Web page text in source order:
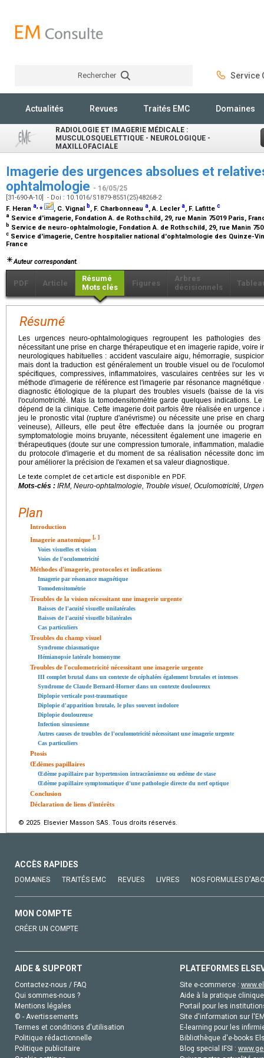
Rechercher Service
Actualités Revues Traités EMC Domaines
RADIOLOGIE ET IMAGERIE MÉDICALE :
MUSCULOSQUELETTIQUE - NEUROLOGIQUE -
MAXILLOFACIALE
Imagerie des urgences absolues et
ophtalmologie - 16/05/25
[31-690-A-10] - Doi : 10.1016/S1879-8551(25)48268-2
F. Heran a,⁎ , C. Vignal b, F. Charbonneau a, A. Leclera, F. Lafitte c
a Service d'imagerie, Fondation A. de Rothschild, 29, rue Manin 75019 Paris,
b Service de neuro-ophtalmologie, Fondation A. de Rothschild, 29, rue Manin
c Service d'imagerie, Centre hospitalier national d'ophtalmologie des Quinze-
France
Auteur correspondant.
PDF Article
Résumé
Mots clés
Figures
Arbres
décisionnels
Résumé
Les urgences neuro-ophtalmologiques regroupent les pathologies
nécessitant une prise en charge thérapeutique et en imagerie rapide, voire
neurologiques habituelles : accident vasculaire aigu, hémorragie,
mais dont la traduction est généralement un trouble visuel ou de
spécifiques, compressives, inflammatoires, vasculaires centrées sur les
méthode d'imagerie de référence est l'imagerie par résonance
diagnostic étiologique de la plupart des troubles visuels (baisse de la
l'oculomotricité. Mais la tomodensitométrie garde quelques indications.
dépend de la clinique. Cette imagerie doit parfois être réalisée en
jeu le pronostic vital (rupture d'anévrisme) ou nécessite une prise en
veineuse), Ailleurs, elle peut être effectuée dans la journée ou
symptomatologie moins bruyante, nécessitent également une imagerie
thérapeutiques (doute sur une compression tumorale, inflammation,
du protocole d'imagerie et du moment de sa réalisation nécessite donc
pour améliorer la précision de l'examen et sa valeur diagnostique.
Le texte complet de cet article est disponible en PDF.
Mots-clés : IRM, Neuro-ophtalmologie, Trouble visuel, Oculomotricité,
Plan
Introduction
Imagerie anatomique [, ]
Voies visuelles et vision
Voies de l'oculomotricité
Méthodes d'imagerie, protocoles et indications
Imagerie par résonance magnétique
Tomodensitométrie
Troubles de la vision nécessitant une imagerie urgente
Baisses de l'acuité visuelle unilatérales
Baisses de l'acuité visuelle bilatérales
Cas particuliers
Troubles du champ visuel
Syndrome chiasmatique
Hémianopsie latérale homonyme
Troubles de l'oculomotricité nécessitant une imagerie urgente
III complet brutal dans un contexte de céphalées également brutales et intenses
Syndrome de Claude Bernard-Horner dans un contexte douloureux
Diplopie verticale post-traumatique
Diplopie d'apparition brutale, le plus souvent indolore
Diplopie douloureuse
Infection sinusienne
Autres causes de troubles de l'oculomotricité nécessitant une imagerie urgente
Cas particuliers
Ptosis
Œdèmes papillaires
Œdème papillaire par hypertension intracrânienne ou œdème de stase
Œdème papillaire symptomatique d'une pathologie directe du nerf optique
Conclusion
Déclaration de liens d'intérêts
© 2025 Elsevier Masson SAS. Tous droits réservés.
ACCÈS RAPIDES
DOMAINES TRAITÉS EMC REVUES LIVRES NOS FORMULES
MON COMPTE
CRÉER UN COMPTE
AIDE & SUPPORT
Contactez-nous / FAQ
Qui sommes-nous ?
Mentions légales
© - Avertissements
Termes et conditions d'utilisation
Politique rédactionnelle
Politique publicitaire
PLATEFORMES
Site e-commerce :
Aide à la pratique
Portail pour les
Site d'information sur
E-learning pour les
Bibliothèque d'e-books
Blog special IFSI :